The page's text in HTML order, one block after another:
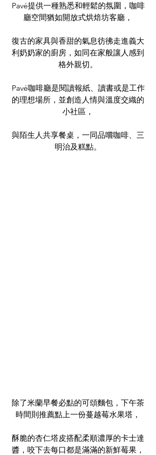
Pavé提供一種熟悉和輕鬆的氛圍，咖啡
廳空間猶如開放式烘焙坊客廳，
復古的家具與香甜的氣息彷彿走進義大
利奶奶家的廚房，如同在家般讓人感到
格外親切。
Pavé咖啡廳是閱讀報紙、讀書或是工作
的理想場所，並創造人情與溫度交織的
小社區，
與陌生人共享餐桌，一同品嚐咖啡、三
明治及糕點。
除了米蘭早餐必點的可頌麵包，下午茶
時間則推薦點上一份蔓越莓水果塔，
酥脆的杏仁塔皮搭配柔順濃厚的卡士達
醬，咬下去每口都是滿滿的新鮮莓果，